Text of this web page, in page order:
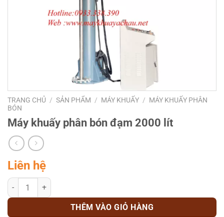
TRANG CHỦ / SẢN PHẨM / MÁY KHUẤY / MÁY KHUẤY PHÂN
BÓN
Máy khuấy phân bón đạm 2000 lít
Liên hệ
Máy khuấy phân bón đạm 2000 lít số lượng
THÊM VÀO GIỎ HÀNG